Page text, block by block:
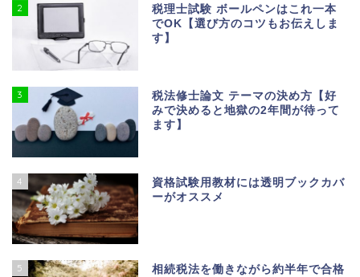
2
税理士試験 ボールペンはこれ一本
でOK【選び方のコツもお伝えしま
す】
3
税法修士論文 テーマの決め方【好
みで決めると地獄の2年間が待って
ます】
4
資格試験用教材には透明ブックカバ
ーがオススメ
5
相続税法を働きながら約半年で合格